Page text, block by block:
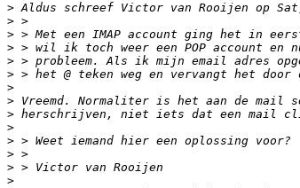
>
>
>
>
>
>
>
>
>
>
>
>
>
>